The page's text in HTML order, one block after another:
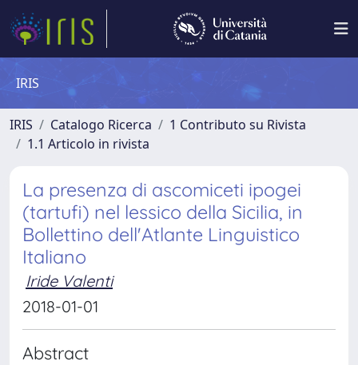
IRIS
IRIS Catalogo Ricerca
1 Contributo su Rivista
1.1 Articolo in rivista
La presenza di ascomiceti ipogei
(tartufi) nel lessico della Sicilia, in
Bollettino dell'Atlante Linguistico
Italiano
Iride Valenti
2018-01-01
Abstract